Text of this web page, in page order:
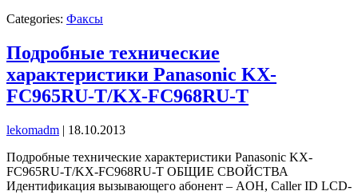
Categories: Факсы
Подробные технические
характеристики Panasonic KX-
FC965RU-T/KX-FC968RU-T
lekomadm | 18.10.2013
Подробные технические характеристики Panasonic KX-
FC965RU-T/KX-FC968RU-T ОБЩИЕ СВОЙСТВА
Идентификация вызывающего абонент – AOH, Caller ID LCD-